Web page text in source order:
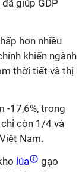
giúp GDP
hơn nhiều
khiến ngành
thời tiết và thị
-17,6%, trong
còn 1/4 và
Nam.
lúa
gạo